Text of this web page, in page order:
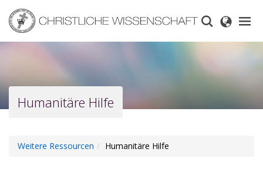
main
content
Humanitäre Hilfe
Weitere Ressourcen Humanitäre Hilfe